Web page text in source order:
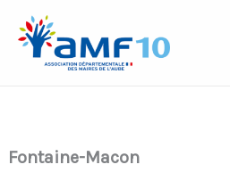
contenu
Fontaine-Macon